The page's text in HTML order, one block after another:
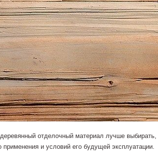
отделочный материал лучше
применения и условий его будущей эксплуатации.